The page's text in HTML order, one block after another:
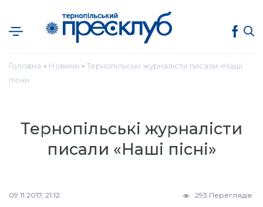
Головна ● Новини ● Тернопільські журналісти писали «Наші
пісні»
Тернопільські журналісти
писали «Наші пісні»
09.11.2017, 21:12 293 Переглядів